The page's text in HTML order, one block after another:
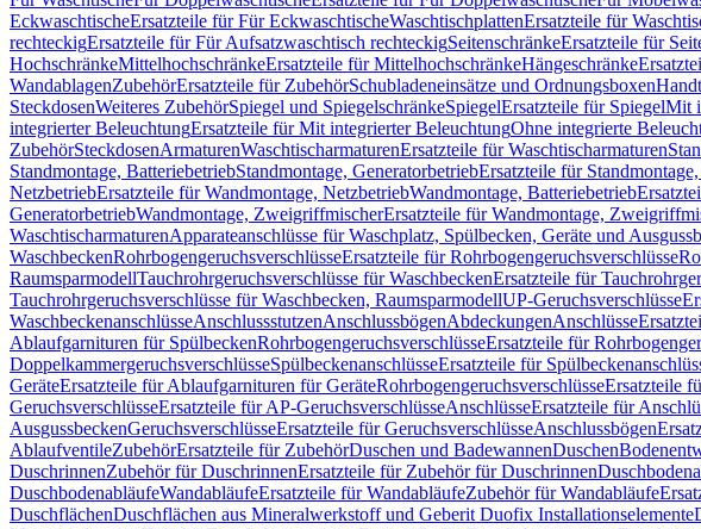
EckwaschtischeErsatzteile für Für EckwaschtischeWaschtischplattenErsatzteile für
rechteckigErsatzteile für Für Aufsatzwaschtisch rechteckigSeitenschränkeErsatzteile für
HochschränkeMittelhochschränkeErsatzteile für MittelhochschränkeHängeschränke
WandablagenZubehörErsatzteile für ZubehörSchubladeneinsätze und Ordnungsboxen
SteckdosenWeiteres ZubehörSpiegel und SpiegelschränkeSpiegelErsatzteile für SpiegelMit
integrierter BeleuchtungErsatzteile für Mit integrierter BeleuchtungOhne integrierte
ZubehörSteckdosenArmaturenWaschtischarmaturenErsatzteile für Waschtischarmaturen
Standmontage, BatteriebetriebStandmontage, GeneratorbetriebErsatzteile für
NetzbetriebErsatzteile für Wandmontage, NetzbetriebWandmontage, Batteriebetrieb
GeneratorbetriebWandmontage, ZweigriffmischerErsatzteile für Wandmontage,
WaschtischarmaturenApparateanschlüsse für Waschplatz, Spülbecken, Geräte und
WaschbeckenRohrbogengeruchsverschlüsseErsatzteile für Rohrbogengeruchsverschlüsse
RaumsparmodellTauchrohrgeruchsverschlüsse für WaschbeckenErsatzteile für
Tauchrohrgeruchsverschlüsse für Waschbecken, RaumsparmodellUP-Geruchsverschlüsse
WaschbeckenanschlüsseAnschlussstutzenAnschlussbögenAbdeckungenAnschlüsse
Ablaufgarnituren für SpülbeckenRohrbogengeruchsverschlüsseErsatzteile für
DoppelkammergeruchsverschlüsseSpülbeckenanschlüsseErsatzteile für
GeräteErsatzteile für Ablaufgarnituren für GeräteRohrbogengeruchsverschlüsseErsatzteile
GeruchsverschlüsseErsatzteile für AP-GeruchsverschlüsseAnschlüsseErsatzteile für
AusgussbeckenGeruchsverschlüsseErsatzteile für GeruchsverschlüsseAnschlussbögen
AblaufventileZubehörErsatzteile für ZubehörDuschen und BadewannenDuschen
DuschrinnenZubehör für DuschrinnenErsatzteile für Zubehör für Duschrinnen
DuschbodenabläufeWandabläufeErsatzteile für WandabläufeZubehör für Wandabläufe
DuschflächenDuschflächen aus Mineralwerkstoff und Geberit Duofix Installationselemente